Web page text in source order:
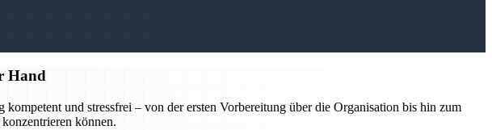
Hand
und stressfrei – von der ersten Vorbereitung über die Organisation bis hin zum
können.